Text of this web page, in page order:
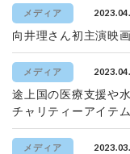
メディア
向井理さん初主演映
メディア
途上国の医療支援や
チャリティーアイテム
メディア